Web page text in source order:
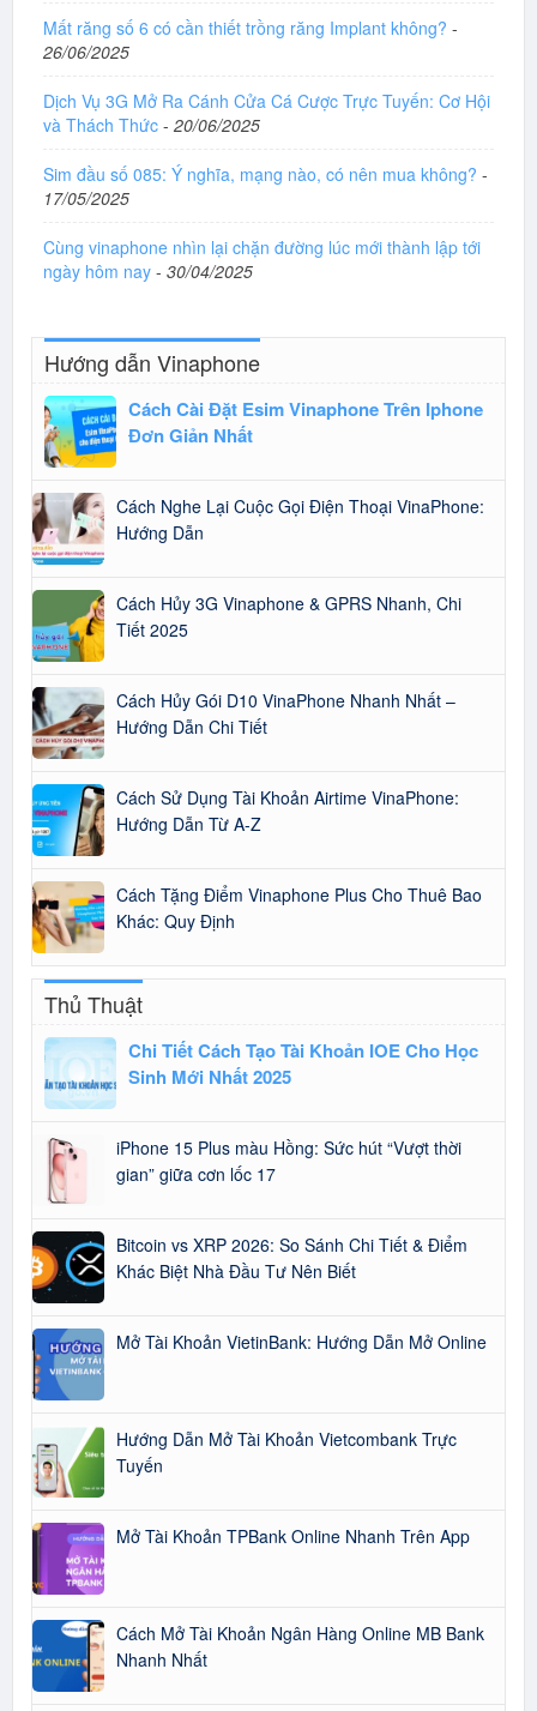
Mất răng số 6 có cần thiết trồng răng Implant không? -
26/06/2025
Dịch Vụ 3G Mở Ra Cánh Cửa Cá Cược Trực Tuyến: Cơ Hội
và Thách Thức - 20/06/2025
Sim đầu số 085: Ý nghĩa, mạng nào, có nên mua không? -
17/05/2025
Cùng vinaphone nhìn lại chặn đường lúc mới thành lập tới
ngày hôm nay - 30/04/2025
Hướng dẫn Vinaphone
Cách Cài Đặt Esim Vinaphone Trên Iphone
Đơn Giản Nhất
Cách Nghe Lại Cuộc Gọi Điện Thoại VinaPhone:
Hướng Dẫn
Cách Hủy 3G Vinaphone & GPRS Nhanh, Chi
Tiết 2025
Cách Hủy Gói D10 VinaPhone Nhanh Nhất –
Hướng Dẫn Chi Tiết
Cách Sử Dụng Tài Khoản Airtime VinaPhone:
Hướng Dẫn Từ A-Z
Cách Tặng Điểm Vinaphone Plus Cho Thuê Bao
Khác: Quy Định
Thủ Thuật
Chi Tiết Cách Tạo Tài Khoản IOE Cho Học
Sinh Mới Nhất 2025
iPhone 15 Plus màu Hồng: Sức hút “Vượt thời
gian” giữa cơn lốc 17
Bitcoin vs XRP 2026: So Sánh Chi Tiết & Điểm
Khác Biệt Nhà Đầu Tư Nên Biết
Mở Tài Khoản VietinBank: Hướng Dẫn Mở Online
Hướng Dẫn Mở Tài Khoản Vietcombank Trực
Tuyến
Mở Tài Khoản TPBank Online Nhanh Trên App
Cách Mở Tài Khoản Ngân Hàng Online MB Bank
Nhanh Nhất